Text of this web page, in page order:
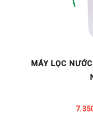
MÁY LỌC